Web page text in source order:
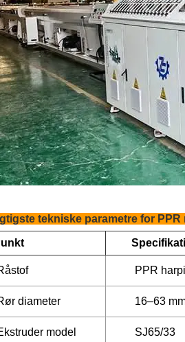
tekniske parametre for
PPR
diameter 16–63
model SJ65/33